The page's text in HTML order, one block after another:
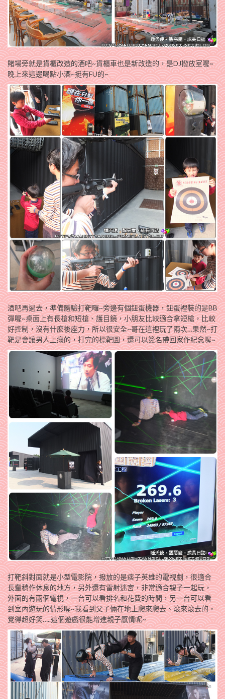
賭場旁就是貨櫃改造的酒吧~貨櫃車也是新改造的，是DJ撥放室喔~
晚上來這邊喝點小酒~挺有FU的~
酒吧再過去，準備體驗打靶囉~旁邊有個鈕蛋機器，鈕蛋裡裝的是BB
彈喔~桌面上有長槍和短槍、護目鏡，小朋友比較適合拿短槍，比較
好控制，沒有什麼後座力，所以很安全~哥在這裡玩了兩次…果然~打
靶是會讓男人上癮的，打完的標靶圖，還可以簽名帶回家作紀念喔~
打靶斜對面就是小型電影院，撥放的是痞子英雄的電視劇，很適合
長輩稍作休息的地方，另外還有雷射迷宮，非常適合親子一起玩，
外面的有兩個電視，一台可以看排名和花費的時間，另一台可以看
到室內遊玩的情形喔~我看到父子倆在地上爬來爬去、滾來滾去的，
覺得超好笑…..這個遊戲很能增進親子感情呢~